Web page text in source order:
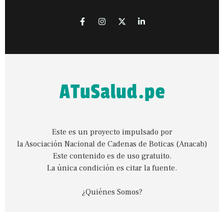
Este es un proyecto impulsado por
la Asociación Nacional de Cadenas de Boticas (Anacab)
Este contenido es de uso gratuito.
La única condición es citar la fuente.
¿Quiénes Somos?